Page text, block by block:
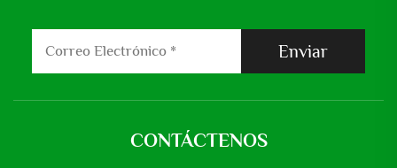
Enviar
CONTÁCTENOS